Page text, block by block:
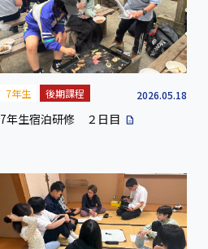
7年生 後期課程 2026.05.18
7年生宿泊研修 ２日目 description